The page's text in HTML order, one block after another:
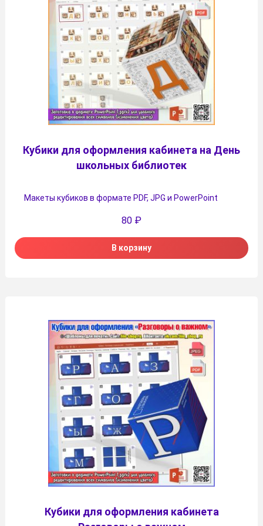
Кубики для оформления кабинета на День
школьных библиотек
Макеты кубиков в формате PDF, JPG и PowerPoint
80 ₽
В корзину
Кубики для оформления кабинета